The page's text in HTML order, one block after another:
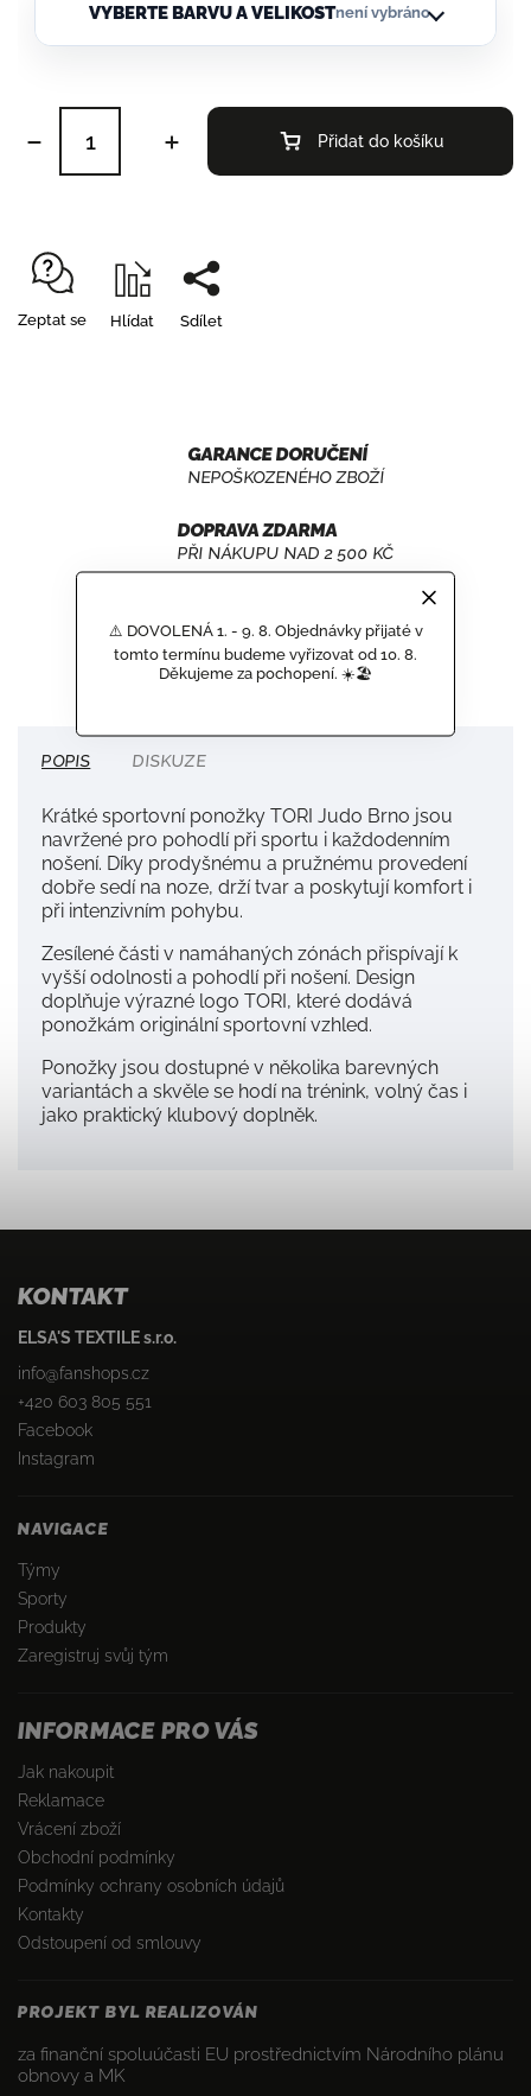
⚠️ DOVOLENÁ 1. - 9. 8. Objednávky přijaté v
tomto termínu budeme vyřizovat od 10. 8.
Děkujeme za pochopení. ☀️🏖️
VYBERTE BARVU A VELIKOSTnení vybráno
Přidat do košíku
Zeptat se Hlídat Sdílet
GARANCE DORUČENÍ
NEPOŠKOZENÉHO ZBOŽÍ
DOPRAVA ZDARMA
PŘI NÁKUPU NAD 2 500 KČ
SPORTOVNÍCH TÝMŮ
POPIS DISKUZE
Krátké sportovní ponožky TORI Judo Brno jsou
navržené pro pohodlí při sportu i každodenním
nošení. Díky prodyšnému a pružnému provedení
dobře sedí na noze, drží tvar a poskytují komfort i
při intenzivním pohybu.
Zesílené části v namáhaných zónách přispívají k
vyšší odolnosti a pohodlí při nošení. Design
doplňuje výrazné logo TORI, které dodává
ponožkám originální sportovní vzhled.
Ponožky jsou dostupné v několika barevných
variantách a skvěle se hodí na trénink, volný čas i
jako praktický klubový doplněk.
KONTAKT
ELSA'S TEXTILE s.r.o.
info@fanshops.cz
+420 603 805 551
Facebook
Instagram
NAVIGACE
Týmy
Sporty
Produkty
Zaregistruj svůj tým
INFORMACE PRO VÁS
Jak nakoupit
Reklamace
Vrácení zboží
Obchodní podmínky
Podmínky ochrany osobních údajů
Kontakty
Odstoupení od smlouvy
PROJEKT BYL REALIZOVÁN
za finanční spoluúčasti EU prostřednictvím Národního plánu
obnovy a MK